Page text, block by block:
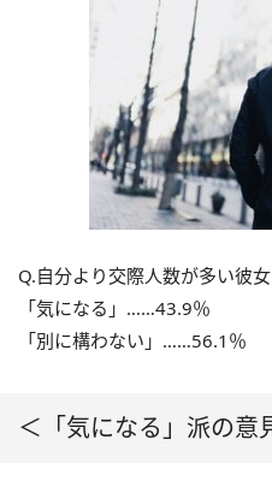
Q.自分より交際人数が多い彼
「気になる」……43.9％
「別に構わない」……56.1％
＜「気になる」派の意